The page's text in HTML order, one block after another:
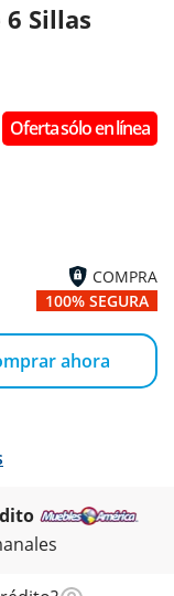
Sillas
Oferta sólo en línea
COMPRA
100% SEGURA
ahora